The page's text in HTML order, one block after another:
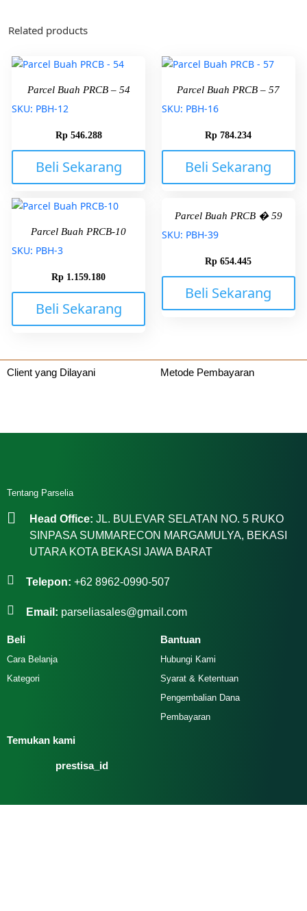
Related products
Parcel Buah PRCB – 54
SKU: PBH-12
Rp546.288
Beli Sekarang
Parcel Buah PRCB – 57
SKU: PBH-16
Rp 784.234
Beli Sekarang
Parcel Buah PRCB-10
SKU: PBH-3
Rp 1.159.180
Beli Sekarang
Parcel Buah PRCB � 59
SKU: PBH-39
Rp 654.445
Beli Sekarang
Client yang Dilayani Metode Pembayaran
Tentang Parselia
Head Office: JL. BULEVAR SELATAN NO. 5 RUKO
SINPASA SUMMARECON MARGAMULYA, BEKASI
UTARA KOTA BEKASI JAWA BARAT
Telepon: +62 8962-0990-507
Email: parseliasales@gmail.com
Beli
Cara Belanja
Kategori
Bantuan
Hubungi Kami
Syarat & Ketentuan
Pengembalian Dana
Pembayaran
Temukan kami
prestisa_id